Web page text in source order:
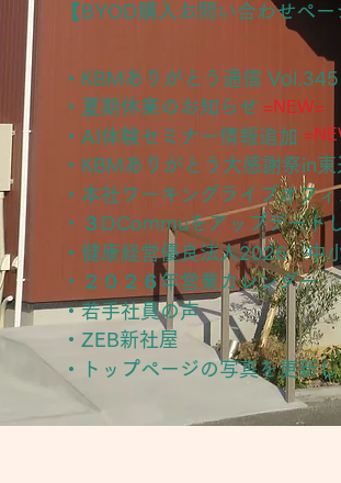
【BYOD購入お問い合わせペー
・KBMありがとう通信
・夏期休業のお知らせ =NEW=
・AI体験セミナー情報追加
・KBMありがとう大感謝祭in
・本社ワーキングライブオフ
・３DCommuをアップデート
・健康経営優良法人2026 中
・２０２６年営業カレンダー
・若手社員の声
・ZEB新社屋
・トップページの写真を更新